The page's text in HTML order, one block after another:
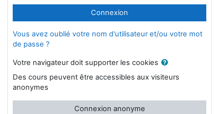
Connexion
Vous avez oublié votre nom d'utilisateur et/ou votre mot
de passe ?
Votre navigateur doit supporter les cookies
Des cours peuvent être accessibles aux visiteurs
anonymes
Connexion anonyme